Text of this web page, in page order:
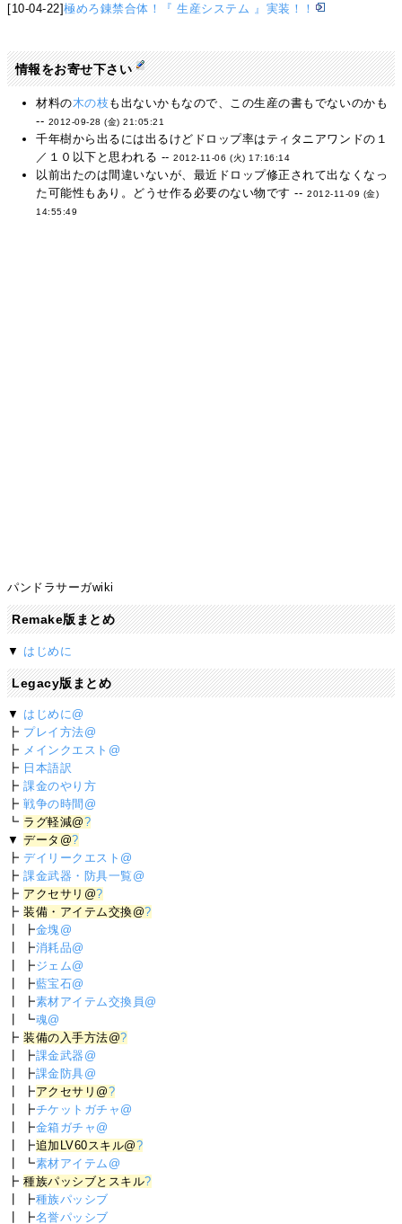
[10-04-22]極めろ錬禁合体！『 生産システム 』実装！！
情報をお寄せ下さい
材料の木の枝 も出ないかもなので、この生産の書もでないのかも
-- 2012-09-28 (金) 21:05:21
千年樹から出るには出るけどドロップ率はティタニアワンドの１
／１０以下と思われる --2012-11-06 (火) 17:16:14
以前出たのは間違いないが、最近ドロップ修正されて出なくなっ
た可能性もあり。どうせ作る必要のない物です -- 2012-11-09 (金)
14:55:49
パンドラサーガwiki
Remake版まとめ
▼ はじめに
Legacy版まとめ
▼ はじめに@
┣ プレイ方法@
┣ メインクエスト@
┣ 日本語訳
┣課金のやり方
┣戦争の時間@
┗ ラグ軽減@?
▼データ@?
┣デイリークエスト@
┣課金武器・防具一覧@
┣ アクセサリ@?
┣装備・アイテム交換@?
┃ ┣金塊@
┃ ┣消耗品@
┃ ┣ジェム@
┃ ┣藍宝石@
┃ ┣素材アイテム交換員@
┃ ┗魂@
┣装備の入手方法@?
┃ ┣課金武器@
┃ ┣課金防具@
┃ ┣アクセサリ@?
┃ ┣チケットガチャ@
┃ ┣金箱ガチャ@
┃ ┣追加LV60スキル@?
┃ ┗素材アイテム@
┣種族パッシブとスキル?
┃ ┣種族パッシブ
┃ ┣名誉パッシブ